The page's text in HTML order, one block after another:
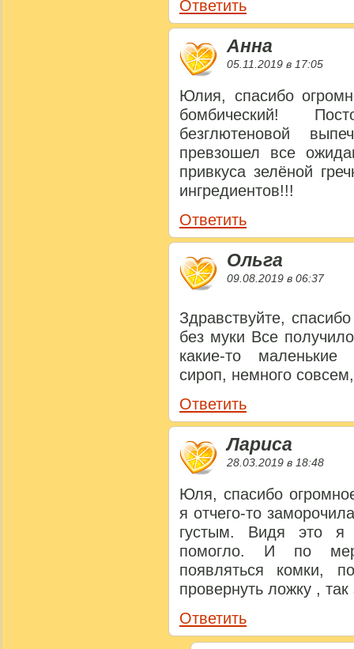
Ответить
Анна
05.11.2019 в 17:05
Юлия, спасибо
бомбический!
безглютеновой
превзошел все
привкуса зелёной
ингредиентов!!!
Ответить
Ольга
09.08.2019 в 06:37
Здравствуйте,
без муки Все
какие-то
сироп, немного
Ответить
Лариса
28.03.2019 в 18:48
Юля, спасибо
я отчего-то
густым. Видя это я
помогло. И по
появляться комки,
провернуть ложку ,
Ответить